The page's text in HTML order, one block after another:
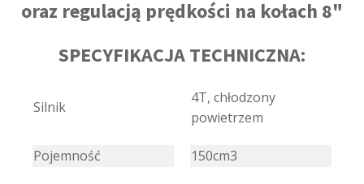
oraz regulacją prędkości na kołach 8"
SPECYFIKACJA TECHNICZNA:
Silnik
4T, chłodzony
powietrzem
Pojemność 150cm3